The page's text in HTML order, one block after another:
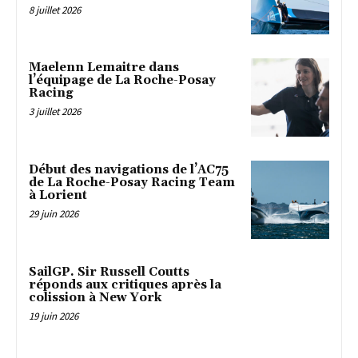
8 juillet 2026
Maelenn Lemaitre dans
l’équipage de La Roche-Posay
Racing
3 juillet 2026
Début des navigations de l’AC75
de La Roche-Posay Racing Team
à Lorient
29 juin 2026
SailGP. Sir Russell Coutts
réponds aux critiques après la
colission à New York
19 juin 2026